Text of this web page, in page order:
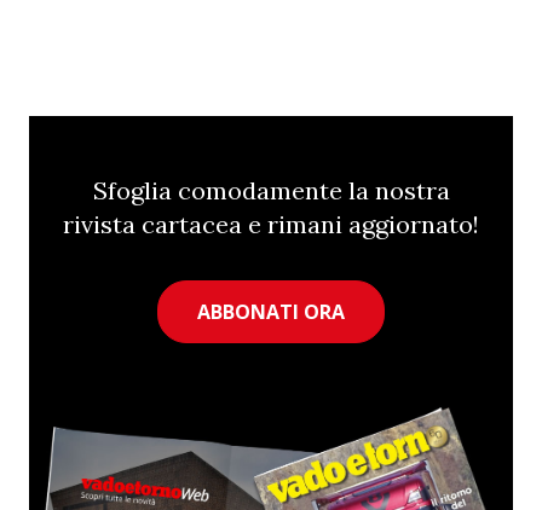
Sfoglia comodamente la nostra
rivista cartacea e rimani aggiornato!
ABBONATI ORA